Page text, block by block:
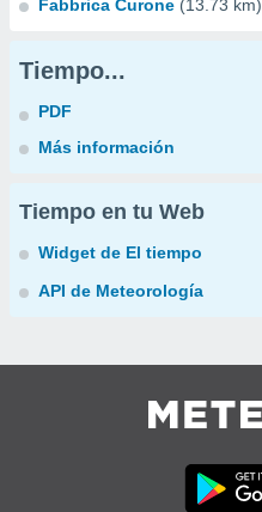
Fabbrica Curone (13.73 km)
Tiempo...
PDF
Más información
Tiempo en tu Web
Widget de El tiempo
API de Meteorología